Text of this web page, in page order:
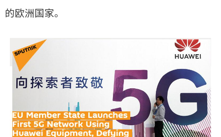
的欧洲国家。